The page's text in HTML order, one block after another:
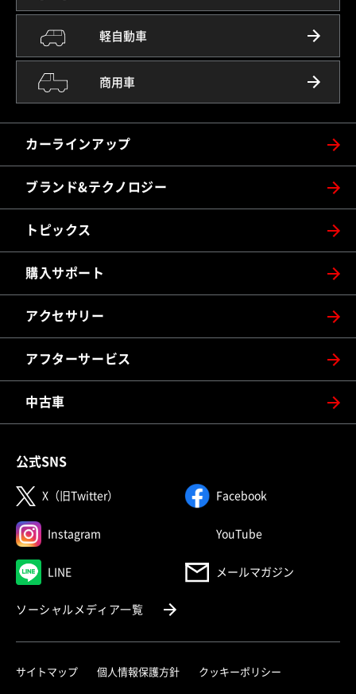
軽自動車
商用車
カーラインアップ
ブランド&テクノロジー
トピックス
購入サポート
アクセサリー
アフターサービス
中古車
公式SNS
X（旧Twitter） （別ウィンドウで開く）Facebook（別ウィンドウ
Instagram （別ウィンドウで開く）YouTube（別ウィンドウで
LINE（別ウィンドウで開く） メールマガジン
ソーシャルメディア一覧（別ウィンドウで開く）
サイトマップ 個人情報保護方針 クッキーポリシー